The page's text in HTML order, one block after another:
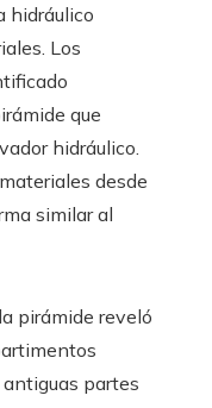
hidráulico
Los
que
hidráulico.
desde
similar al
pirámide reveló
partes